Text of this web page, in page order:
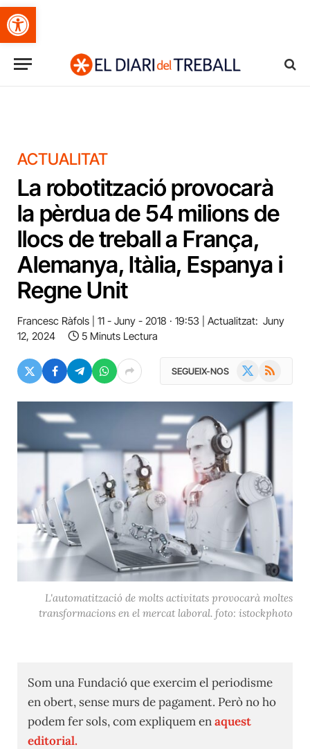
Obre la barra d'eines
ACTUALITAT
La robotització provocarà
la pèrdua de 54 milions de
llocs de treball a França,
Alemanya, Itàlia, Espanya i
Regne Unit
Francesc Ràfols 11 - Juny - 2018 · 19:53 Actualitzat: Juny
12, 2024
5 Minuts Lectura
SEGUEIX-NOS RSS
L'automatització de molts activitats provocarà moltes
transformacions en el mercat laboral. foto: istockphoto
Som una Fundació que exercim el periodisme
en obert, sense murs de pagament. Però no ho
podem fer sols, com expliquem enaquest
editorial.